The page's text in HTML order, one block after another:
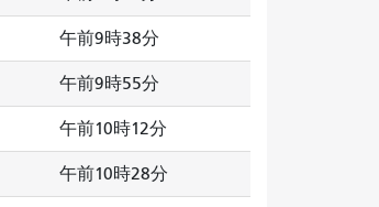
午前9時38分
午前9時55分
午前10時12分
午前10時28分